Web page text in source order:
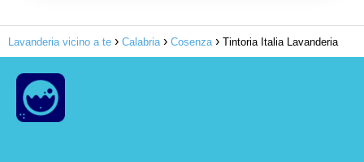
Lavanderia vicino a te Calabria Cosenza Tintoria Italia Lavanderia